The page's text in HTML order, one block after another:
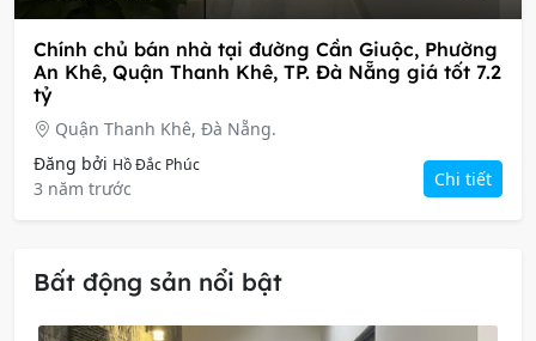
Chính chủ bán nhà tại đường Cần Giuộc, Phường
An Khê, Quận Thanh Khê, TP. Đà Nẵng giá tốt 7.2
tỷ
Quận Thanh Khê, Đà Nẵng.
Đăng bởi Hồ Đắc Phúc
3 năm trước Chi tiết
Bất động sản nổi bật